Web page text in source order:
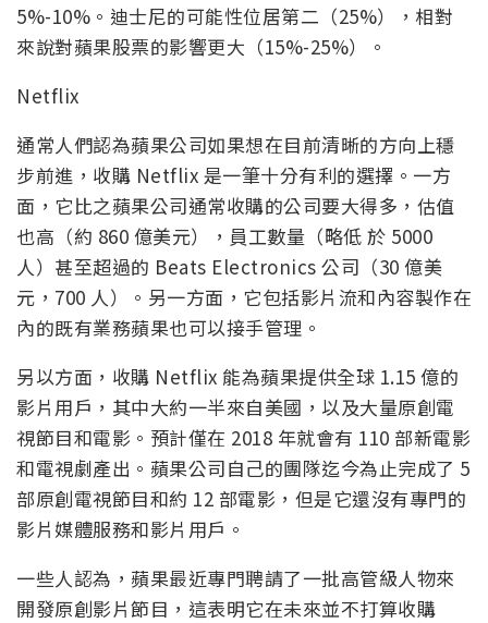
5%-10%。迪士尼的可能性位居第二（25%），相對
來說對蘋果股票的影響更大（15%-25%）。
Netflix
通常人們認為蘋果公司如果想在目前清晰的方向上穩
步前進，收購 Netflix 是一筆十分有利的選擇。一方
面，它比之蘋果公司通常收購的公司要大得多，估值
也高（約 860 億美元），員工數量（略低 於 5000
人）甚至超過的 Beats Electronics 公司（30 億美
元，700 人）。另一方面，它包括影片流和內容製作在
內的既有業務蘋果也可以接手管理。
另以方面，收購 Netflix 能為蘋果提供全球 1.15 億的
影片用戶，其中大約一半來自美國，以及大量原創電
視節目和電影。預計僅在 2018 年就會有 110 部新電影
和電視劇產出。蘋果公司自己的團隊迄今為止完成了 5
部原創電視節目和約 12 部電影，但是它還沒有專門的
影片媒體服務和影片用戶。
一些人認為，蘋果最近專門聘請了一批高管級人物來
開發原創影片節目，這表明它在未來並不打算收購